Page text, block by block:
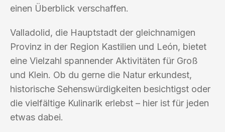
einen Überblick verschaffen.
Valladolid, die Hauptstadt der gleichnamigen
Provinz in der Region Kastilien und León, bietet
eine Vielzahl spannender Aktivitäten für Groß
und Klein. Ob du gerne die Natur erkundest,
historische Sehenswürdigkeiten besichtigst oder
die vielfältige Kulinarik erlebst – hier ist für jeden
etwas dabei.